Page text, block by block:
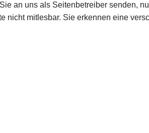
an uns als Seitenbetreiber senden,
mitlesbar. Sie erkennen eine